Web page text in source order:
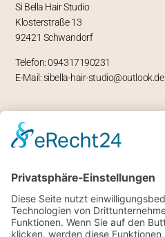
Si Bella Hair Studio
Klosterstraße 13
92421 Schwandorf
Telefon: 094317190231
E-Mail: sibella-hair-studio@outlook.de
ÖFFNUNGSZEITEN
Sa 8 bis 14 Uhr